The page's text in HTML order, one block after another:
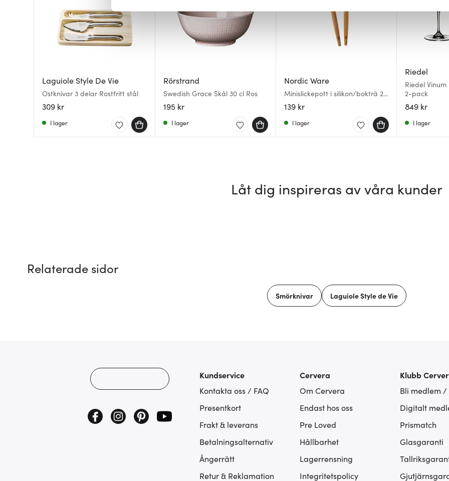
Vi använder cookies för att innehållet och annonserna ska anpassas efter det som vi tror att
att vi kan analysera vår trafik och göra hemsidan ännu bättre. Du bestämmer själv vilka
av.
Laguiole Style De Vie
Ostknivar 3 delar Rostfritt stål
309 kr
I lager
Rörstrand
Swedish Grace Skål 30 cl Ros
195 kr
I lager
Nordic Ware
Minislickepott i silikon/bokträ 2-
pack
139 kr
I lager
Riedel
Riedel
2-pack
849 kr
I lager
Låt dig inspireras av våra kunder
Relaterade sidor
Smörknivar Laguiole Style de Vie
Kundservice
Kontakta oss / FAQ
Presentkort
Frakt & leverans
Betalningsalternativ
Ångerrätt
Retur & Reklamation
Cervera
Om Cervera
Endast hos oss
Pre Loved
Hållbarhet
Lagerrensning
Integritetspolicy
Klubb
Bli medlem /
Digitalt
Prismatch
Glasgaranti